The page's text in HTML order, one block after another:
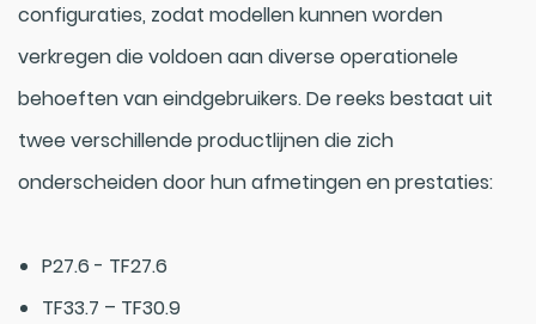
configuraties, zodat modellen kunnen worden
verkregen die voldoen aan diverse operationele
behoeften van eindgebruikers. De reeks bestaat uit
twee verschillende productlijnen die zich
onderscheiden door hun afmetingen en prestaties:
P27.6 - TF27.6
TF33.7 – TF30.9